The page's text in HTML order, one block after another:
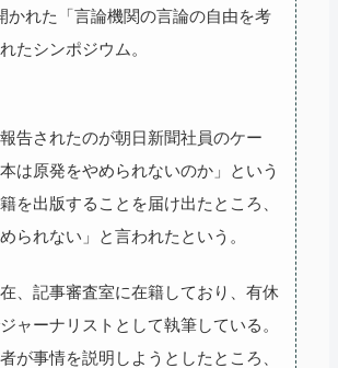
かれた「言論機関の言論の自由を考
たシンポジウム。
告されたのが朝日新聞社員のケー
は原発をやめられないのか」という
を出版することを届け出たところ、
られない」と言われたという。
、記事審査室に在籍しており、有休
ャーナリストとして執筆している。
が事情を説明しようとしたところ、